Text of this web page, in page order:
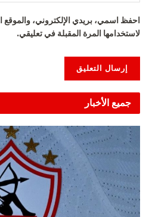
احفظ اسمي، بريدي الإلكتروني، والموقع
لاستخدامها المرة المقبلة في تعليقي.
Alternative:
جميع الأخبار